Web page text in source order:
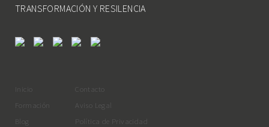
TRANSFORMACIÓN Y RESILENCIA
Inicio
Formación
Blog
Contacto
Aviso Legal
Política de Privacidad